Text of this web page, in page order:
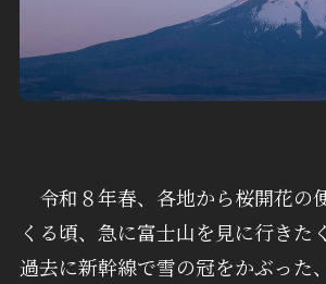
令和８年春、各地から桜開花の
くる頃、急に富士山を見に行きた
過去に新幹線で雪の冠をかぶった